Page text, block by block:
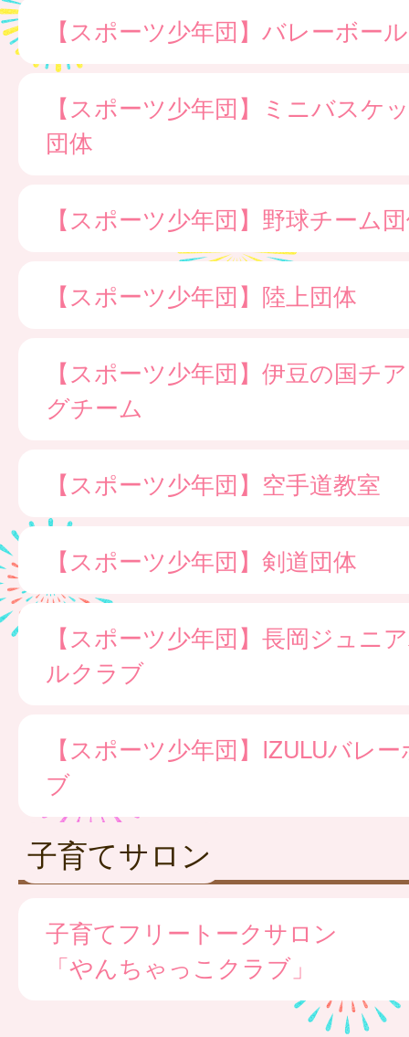
【スポーツ少年団】バレーボー
【スポーツ少年団】ミニバスケ
団体
【スポーツ少年団】野球チーム
【スポーツ少年団】陸上団体
【スポーツ少年団】伊豆の国チ
グチーム
【スポーツ少年団】空手道教室
【スポーツ少年団】剣道団体
【スポーツ少年団】長岡ジュニ
ルクラブ
【スポーツ少年団】IZULUバレ
ブ
子育てサロン
子育てフリートークサロン
「やんちゃっこクラブ」